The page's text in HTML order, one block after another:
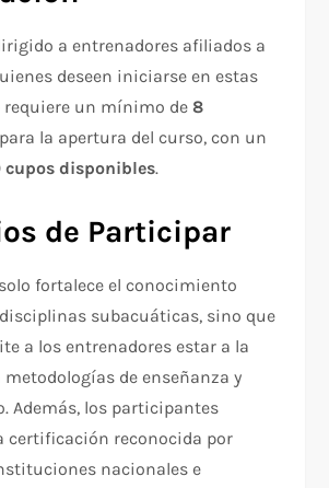
a entrenadores afiliados a
deseen iniciarse en estas
requiere un mínimo de8
para la apertura del curso, con un
cupos disponibles.
de Participar
fortalece el conocimiento
subacuáticas, sino que
a los entrenadores estar a la
de enseñanza y
Además, los participantes
certificación reconocida por
nacionales e